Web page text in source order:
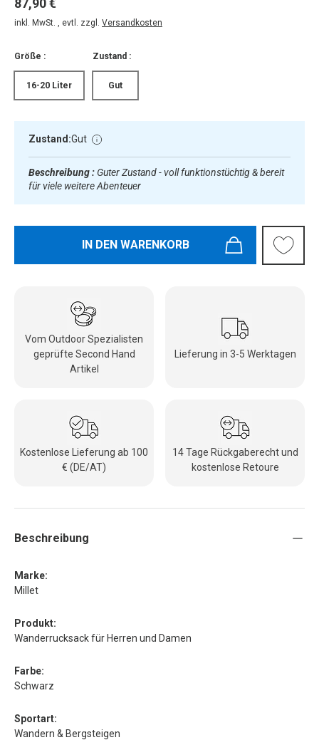
87,90 €
inkl. MwSt. , evtl. zzgl. Versandkosten
Größe :
16-20 Liter
Zustand :
Gut
Zustand:Gut
Beschreibung : Guter Zustand - voll funktionstüchtig & bereit
für viele weitere Abenteuer
IN DEN WARENKORB
Vom Outdoor Spezialisten
geprüfte Second Hand
Artikel
Lieferung in 3-5 Werktagen
Kostenlose Lieferung ab 100
€ (DE/AT)
14 Tage Rückgaberecht und
kostenlose Retoure
Beschreibung
Marke:
Millet
Produkt:
Wanderrucksack für Herren und Damen
Farbe:
Schwarz
Sportart:
Wandern & Bergsteigen